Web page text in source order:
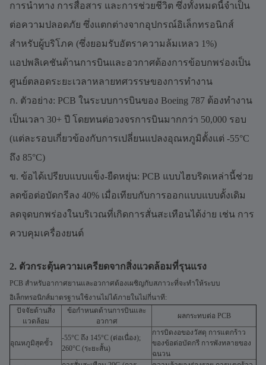
การนำทาง การสื่อสาร และการช่วยชีวิต ซึ่งทั้งหมดนี้จำเป็น
ต่อความปลอดภัย ซึ่งแตกต่างจากอุปกรณ์อิเล็กทรอนิกส์
สำหรับผู้บริโภค (ซึ่งยอมรับอัตราความล้มเหลว 1%)
แอปพลิเคชันด้านการบินและอวกาศต้องการข้อบกพร่องเป็น
ศูนย์ตลอดระยะเวลาหลายทศวรรษของการทำงาน
ก. ตัวอย่าง: PCB ในระบบการบินของ Boeing 787 ต้องทำงาน
เป็นเวลา 30+ ปี โดยทนต่อวงจรการบินมากกว่า 50,000 รอบ
(แต่ละรอบเกี่ยวข้องกับการเปลี่ยนแปลงอุณหภูมิตั้งแต่ -55°C
ถึง 85°C)
ข. ข้อได้เปรียบแบบแข็ง-ยืดหยุ่น: PCB แบบไฮบริดเหล่านี้ช่วย
ลดข้อต่อบัดกรีลง 40% เมื่อเทียบกับการออกแบบแบบดั้งเดิม
ลดจุดบกพร่องในบริเวณที่เกิดการสั่นสะเทือนได้ง่าย เช่น การ
ควบคุมเครื่องยนต์
2. ตัวกระตุ้นความเครียดจากสิ่งแวดล้อมที่รุนแรง
PCB สำหรับอากาศยานและอวกาศต้องเผชิญกับสภาวะที่จะทำให้ระบบ
อิเล็กทรอนิกส์มาตรฐานใช้งานไม่ได้ภายในไม่กี่นาที:
ปัจจัยด้านสิ่ง
แวดล้อม
ข้อกำหนดด้านการบินและ
อวกาศ
ผลกระทบต่อ PCB
อุณหภูมิสุดขั้ว
-55°C ถึง 145°C (ต่อเนื่อง);
260°C (ระยะสั้น)
การบิดงอของวัสดุ การแตกร้าว
ของข้อต่อบัดกรี การพังทลายของ
ฉนวน